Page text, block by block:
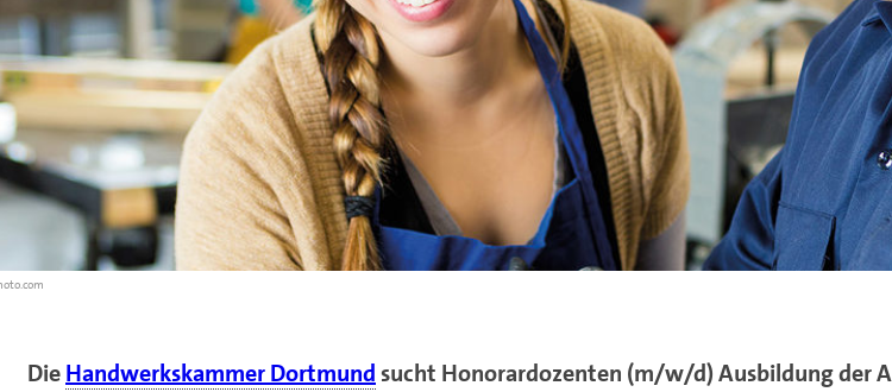
DieHandwerkskammer Dortmundsucht Honorardozenten (m/w/d) Ausbildung der